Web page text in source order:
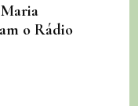
o Rádio